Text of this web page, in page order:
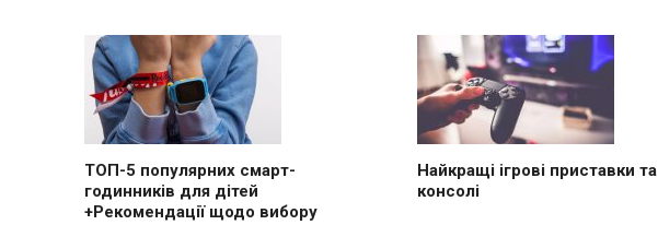
ТОП-5 популярних смарт-
годинників для дітей
+Рекомендації щодо вибору
Найкращі ігрові приставки та
консолі